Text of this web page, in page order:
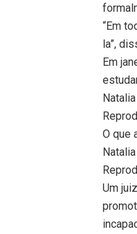
“Em
la”,
Em
O que
Um